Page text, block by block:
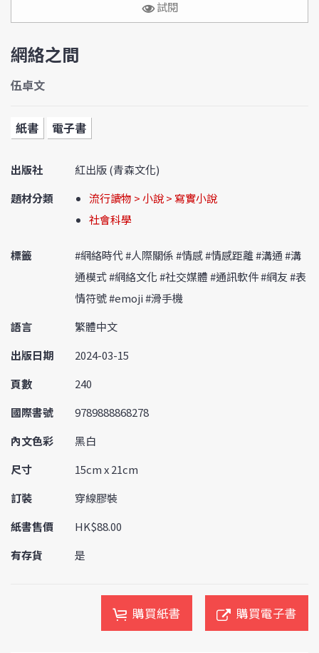
試閱
網絡之間
伍卓文
紙書 電子書
出版社
紅出版 (青森文化)
題材分類
流行讀物 > 小說 > 寫實小說
社會科學
標籤
#網絡時代 #人際關係 #情感 #情感距離 #溝通 #溝
通模式 #網絡文化 #社交媒體 #通訊軟件 #網友 #表
情符號 #emoji #滑手機
語言
繁體中文
出版日期
2024-03-15
頁數
240
國際書號
9789888868278
內文色彩
黑白
尺寸
15cm x 21cm
訂裝
穿線膠裝
紙書售價
HK$88.00
有存貨
是
購買紙書 購買電子書